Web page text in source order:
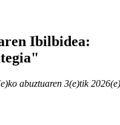
Ibilbidea:
abuztuaren 3(e)tik